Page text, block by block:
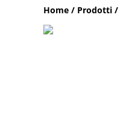
Home / Prodotti /